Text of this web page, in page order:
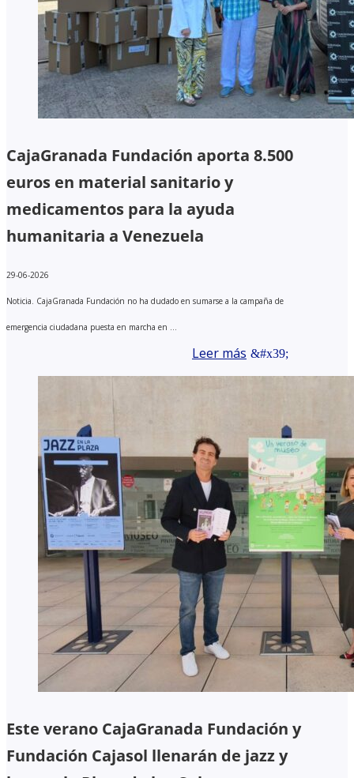
CajaGranada Fundación aporta 8.500
euros en material sanitario y
medicamentos para la ayuda
humanitaria a Venezuela
29-06-2026
Noticia. CajaGranada Fundación no ha dudado en sumarse a la campaña de
emergencia ciudadana puesta en marcha en ...
Leer más
Este verano CajaGranada Fundación y
Fundación Cajasol llenarán de jazz y